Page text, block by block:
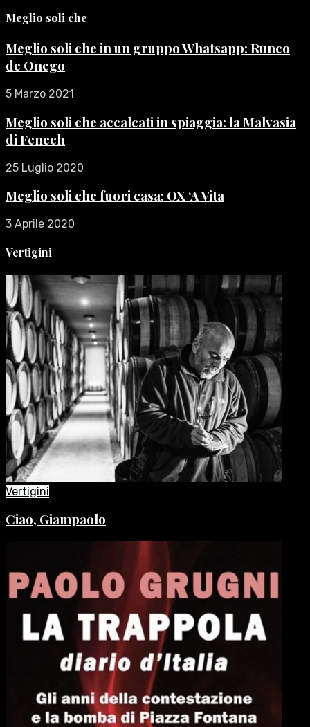
Meglio soli che
Meglio soli che in un gruppo Whatsapp: Runco
de Onego
5 Marzo 2021
Meglio soli che accalcati in spiaggia: la Malvasia
di Fenech
25 Luglio 2020
Meglio soli che fuori casa: OX ‘A Vita
3 Aprile 2020
Vertigini
Vertigini
Ciao, Giampaolo